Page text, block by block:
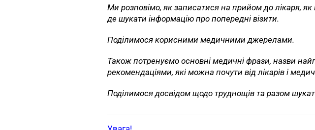
Ми розповімо, як записатися на прийом до лікаря,
де шукати інформацію про попередні візити.
Поділимося корисними медичними джерелами.
Також потренуємо основні медичні фрази, назви
рекомендаціями, які можна почути від лікарів і
Поділимося досвідом щодо труднощів та разом